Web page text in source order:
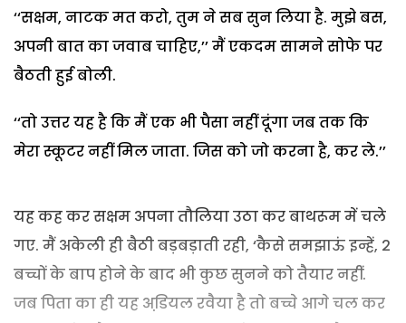
‘‘सक्षम, नाटक मत करो, तुम ने सब सुन लिया है. मुझे बस,
अपनी बात का जवाब चाहिए,’’ मैं एकदम सामने सोफे पर
बैठती हुई बोली.
‘‘तो उत्तर यह है कि मैं एक भी पैसा नहीं दूंगा जब तक कि
मेरा स्कूटर नहीं मिल जाता. जिस को जो करना है, कर ले.’’
यह कह कर सक्षम अपना तौलिया उठा कर बाथरूम में चले
गए. मैं अकेली ही बैठी बड़बड़ाती रही, ‘कैसे समझाऊं इन्हें, 2
बच्चों के बाप होने के बाद भी कुछ सुनने को तैयार नहीं.
जब पिता का ही यह अडि़यल रवैया है तो बच्चे आगे चल कर